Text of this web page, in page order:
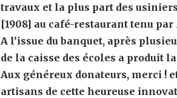
travaux et la plus part des
[1908] au café-restaurant tenu
A l’issue du banquet, après
de la caisse des écoles a produit
Aux généreux donateurs, merci !
artisans de cette heureuse